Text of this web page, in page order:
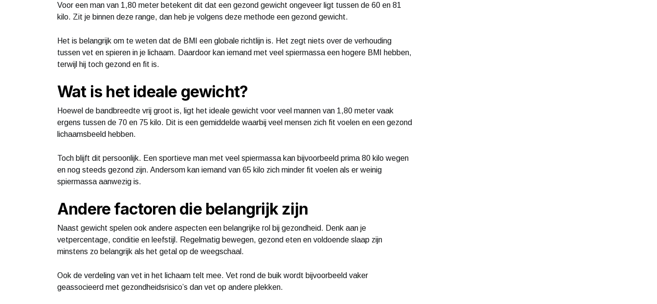
Voor een man van 1,80 meter betekent dit dat een gezond gewicht ongeveer ligt tussen de 60 en 81
kilo. Zit je binnen deze range, dan heb je volgens deze methode een gezond gewicht.
Het is belangrijk om te weten dat de BMI een globale richtlijn is. Het zegt niets over de verhouding
tussen vet en spieren in je lichaam. Daardoor kan iemand met veel spiermassa een hogere BMI hebben,
terwijl hij toch gezond en fit is.
Wat is het ideale gewicht?
Hoewel de bandbreedte vrij groot is, ligt het ideale gewicht voor veel mannen van 1,80 meter vaak
ergens tussen de 70 en 75 kilo. Dit is een gemiddelde waarbij veel mensen zich fit voelen en een gezond
lichaamsbeeld hebben.
Toch blijft dit persoonlijk. Een sportieve man met veel spiermassa kan bijvoorbeeld prima 80 kilo wegen
en nog steeds gezond zijn. Andersom kan iemand van 65 kilo zich minder fit voelen als er weinig
spiermassa aanwezig is.
Andere factoren die belangrijk zijn
Naast gewicht spelen ook andere aspecten een belangrijke rol bij gezondheid. Denk aan je
vetpercentage, conditie en leefstijl. Regelmatig bewegen, gezond eten en voldoende slaap zijn
minstens zo belangrijk als het getal op de weegschaal.
Ook de verdeling van vet in het lichaam telt mee. Vet rond de buik wordt bijvoorbeeld vaker
geassocieerd met gezondheidsrisico’s dan vet op andere plekken.